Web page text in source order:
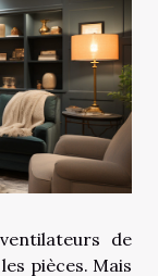
de
pièces. Mais